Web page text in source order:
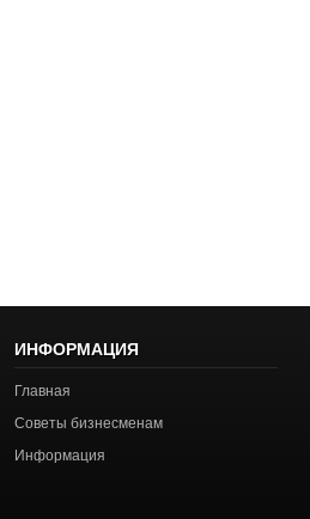
ИНФОРМАЦИЯ
Главная
Советы бизнесменам
Информация